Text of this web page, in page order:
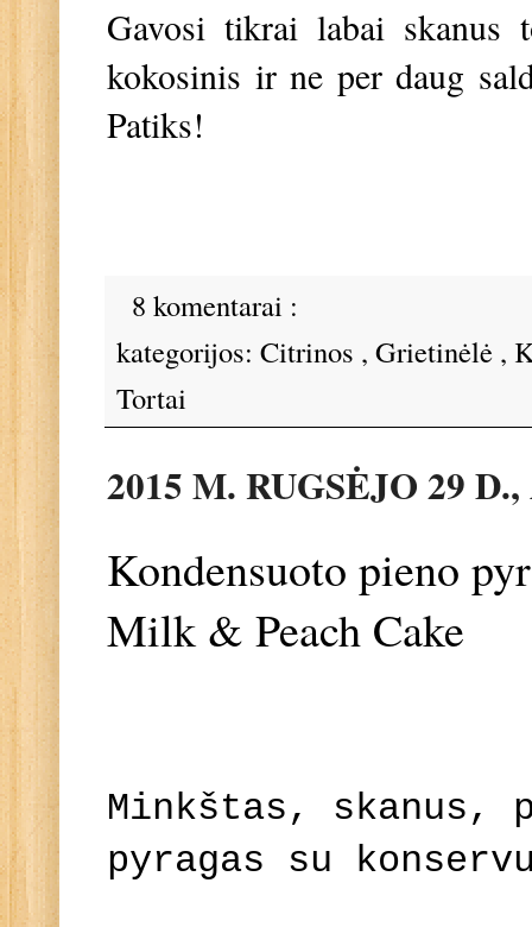
Gavosi tikrai labai skanus
kokosinis ir ne per daug
Patiks!
8 komentarai :
kategorijos: Citrinos , Grietinėlė ,
Tortai
2015 M. RUGSĖJO 29
Kondensuoto pieno
Milk & Peach Cake
Minkštas, skanus,
pyragas su